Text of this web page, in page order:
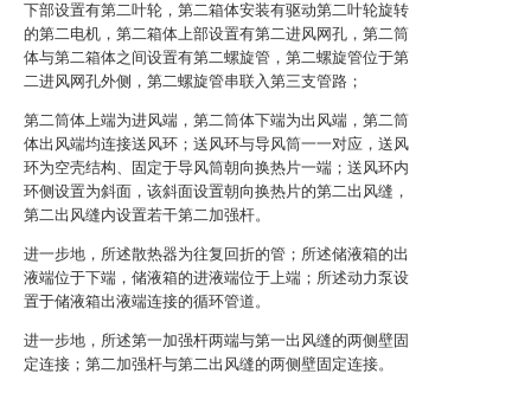
下部设置有第二叶轮，第二箱体安装有驱动第二叶轮旋转
的第二电机，第二箱体上部设置有第二进风网孔，第二筒
体与第二箱体之间设置有第二螺旋管，第二螺旋管位于第
二进风网孔外侧，第二螺旋管串联入第三支管路；
第二筒体上端为进风端，第二筒体下端为出风端，第二筒
体出风端均连接送风环；送风环与导风筒一一对应，送风
环为空壳结构、固定于导风筒朝向换热片一端；送风环内
环侧设置为斜面，该斜面设置朝向换热片的第二出风缝，
第二出风缝内设置若干第二加强杆。
进一步地，所述散热器为往复回折的管；所述储液箱的出
液端位于下端，储液箱的进液端位于上端；所述动力泵设
置于储液箱出液端连接的循环管道。
进一步地，所述第一加强杆两端与第一出风缝的两侧壁固
定连接；第二加强杆与第二出风缝的两侧壁固定连接。